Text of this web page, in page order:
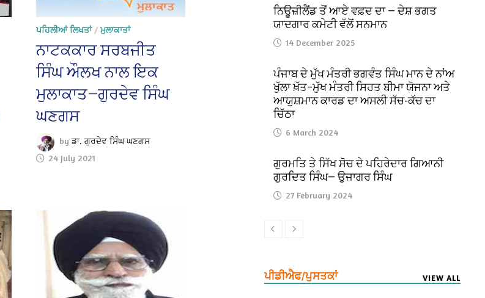
ਪਹਿਲੀਆਂ ਲਿਖਤਾਂ/ ਮੁਲਾਕਾਤਾਂ
ਨਾਟਕਕਾਰ ਸਰਬਜੀਤ
ਸਿੰਘ ਔਲਖ ਨਾਲ ਇਕ
ਮੁਲਾਕਾਤ—ਗੁਰਦੇਵ ਸਿੰਘ
ਘਣਗਸ
byਡਾ. ਗੁਰਦੇਵ ਸਿੰਘ ਘਣਗਸ
24 July 2021
ਨਿਊਜ਼ੀਲੈਂਡ ਤੋਂ ਆਏ ਵਫ਼ਦ ਦਾ — ਦੇਸ਼ ਭਗਤ
ਯਾਦਗਾਰ ਕਮੇਟੀ ਵੱਲੋਂ ਸਨਮਾਨ
14 December 2025
ਪੰਜਾਬ ਦੇ ਮੁੱਖ ਮੰਤਰੀ ਭਗਵੰਤ ਸਿੰਘ ਮਾਨ ਦੇ ਨਾਂਅ
ਖੁੱਲਾ ਖ਼ੱਤ–ਮੁੱਖ ਮੰਤਰੀ ਸਿਹਤ ਬੀਮਾ ਯੋਜਨਾ ਅਤੇ
ਆਯੁਸ਼ਮਾਨ ਕਾਰਡ ਦਾ ਅਸਲੀ ਸੱਚ-ਕੱਚ ਦਾ
ਚਿੱਠਾ
6 March 2024
ਗੁਰਮਤਿ ਤੇ ਸਿੱਖ ਸੋਚ ਦੇ ਪਹਿਰੇਦਾਰ ਗਿਆਨੀ
ਗੁਰਦਿਤ ਸਿੰਘ— ਉਜਾਗਰ ਸਿੰਘ
27 February 2024
ਪੀਡੀਐਫ/ਪੁਸਤਕਾਂ VIEW ALL